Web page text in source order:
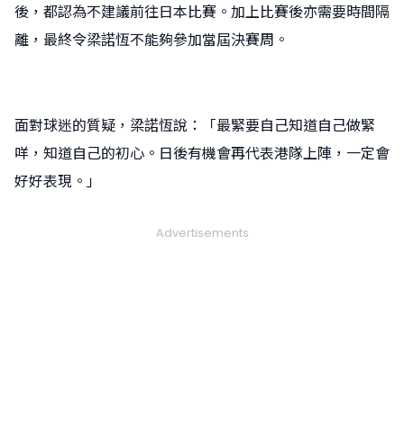
後，都認為不建議前往日本比賽。加上比賽後亦需要時間隔
離，最終令梁諾恆不能夠參加當屆決賽周。
面對球迷的質疑，梁諾恆說：「最緊要自己知道自己做緊
咩，知道自己的初心。日後有機會再代表港隊上陣，一定會
好好表現。」
Advertisements